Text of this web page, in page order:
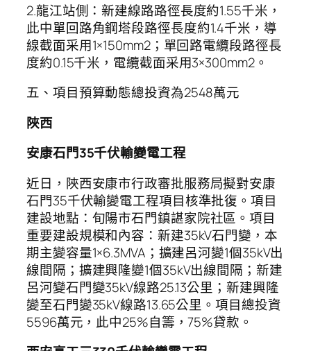
2.龍江站側：新建線路路徑長度約1.55千米，
此中單回路角鋼塔段路徑長度約1.4千米，導
線截面采用1×150mm2；單回路電纜段路徑長
度約0.15千米，電纜截面采用3×300mm2。
五、項目預算動態總投資為2548萬元
陜西
安康石門35千伏輸變電工程
近日，陜西安康市行政審批服務局擬對安康
石門35千伏輸變電工程項目核準批復。項目
建設地點：旬陽市石門鎮諶家院社區。項目
重要建設規模和內容：新建35kV石門變，本
期主變容量1×6.3MVA；擴建呂河變1個35kV出
線間隔；擴建興隆變1個35kV出線間隔；新建
呂河變石門變35kV線路25.13公里；新建興隆
變至石門變35kV線路13.65公里。項目總投資
5596萬元，此中25%自籌，75%貸款。